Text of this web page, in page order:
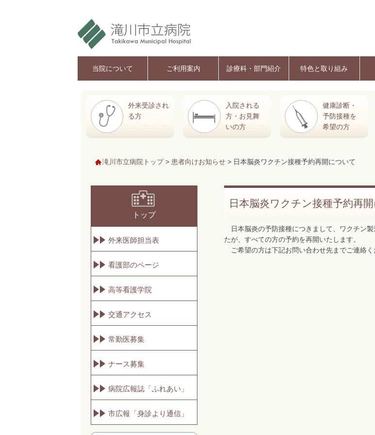
当院について ご利用案内 診療科・部門紹介 特色と取り組み
外来受診され
る方
入院される
方・お見舞
いの方
健康診断・
予防接種を
希望の方
滝川市立病院トップ> 患者向けお知らせ > 日本脳炎ワクチン接種予約再開について
トップ
外来医師担当表
看護部のページ
高等看護学院
交通アクセス
常勤医募集
ナース募集
病院広報誌「ふれあい」
市広報「身診より通信」
日本脳炎ワクチン接種予約再
日本脳炎の予防接種につきまして、ワクチン
たが、すべての方の予約を再開いたします。
ご希望の方は下記お問い合わせ先までご連絡く